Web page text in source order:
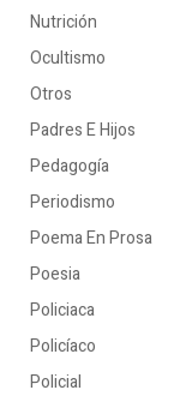
Nutrición
Ocultismo
Otros
Padres E Hijos
Pedagogía
Periodismo
Poema En Prosa
Poesia
Policiaca
Policíaco
Policial